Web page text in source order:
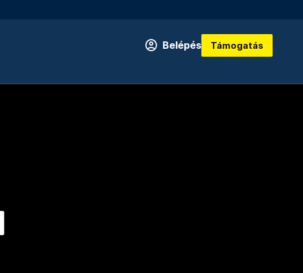
Belépés Támogatás